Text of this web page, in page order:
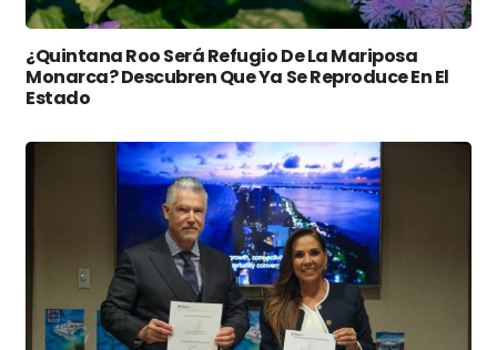
¿Quintana Roo Será Refugio De La Mariposa
Monarca? Descubren Que Ya Se Reproduce En El
Estado